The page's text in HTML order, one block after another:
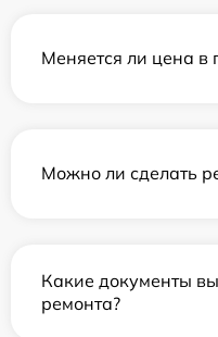
Меняется ли цена в
Можно ли сделать
Какие документы
ремонта?